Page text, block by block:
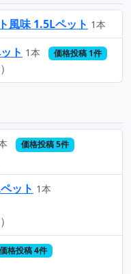
風味 1.5Lペット 1本
ト 1本 価格投稿 1件
価格投稿 5件
ット 1本
価格投稿 4件